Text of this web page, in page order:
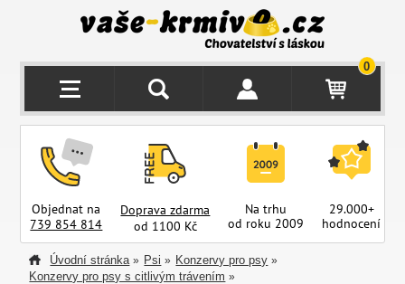
0
Objednat na
739 854 814
Doprava zdarma
od 1100 Kč
Na trhu
od roku 2009
29.000+
hodnocení
Úvodní stránka » Psi » Konzervy pro psy »
Konzervy pro psy s citlivým trávením »